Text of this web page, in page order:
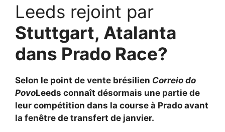
Leeds rejoint par
Stuttgart, Atalanta
dans Prado Race?
Selon le point de vente brésilien Correio do
PovoLeeds connaît désormais une partie de
leur compétition dans la course à Prado avant
la fenêtre de transfert de janvier.